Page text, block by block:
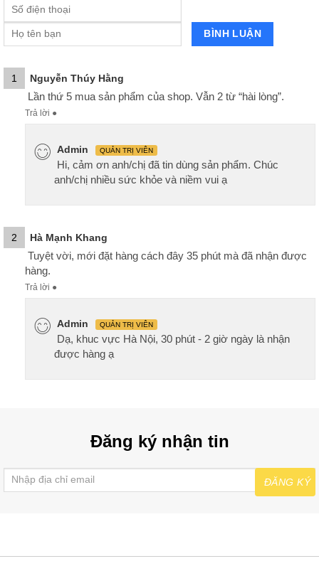
1 Nguyễn Thúy Hằng
Lần thứ 5 mua sản phẩm của shop. Vẫn 2 từ “hài lòng”.
Trả lời ●
Admin QUẢN TRỊ VIÊN
Hi, cảm ơn anh/chị đã tin dùng sản phẩm. Chúc
anh/chị nhiều sức khỏe và niềm vui ạ
2 Hà Mạnh Khang
Tuyệt vời, mới đặt hàng cách đây 35 phút mà đã nhận được
hàng.
Trả lời ●
Admin QUẢN TRỊ VIÊN
Dạ, khuc vực Hà Nội, 30 phút - 2 giờ ngày là nhận
được hàng ạ
Đăng ký nhận tin
ĐĂNG KÝ